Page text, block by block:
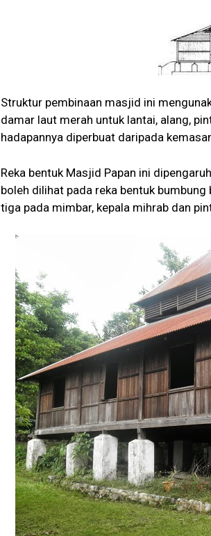
Struktur pembinaan masjid ini
damar laut merah untuk lantai, alang,
hadapannya diperbuat daripada
Reka bentuk Masjid Papan ini
boleh dilihat pada reka bentuk
tiga pada mimbar, kepala mihrab dan